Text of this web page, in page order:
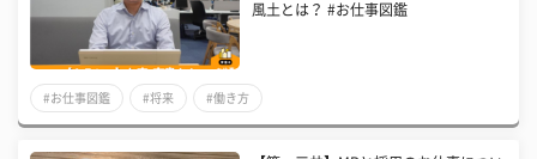
風土とは？ #お仕事図鑑
#お仕事図鑑 #将来 #働き方